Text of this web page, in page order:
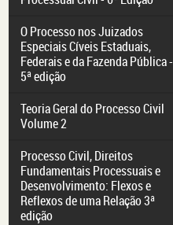
O Processo nos Juizados
Especiais Cíveis Estaduais,
Federais e da Fazenda Pública -
5ª edição
Teoria Geral do Processo Civil
Volume 2
Processo Civil, Direitos
Fundamentais Processuais e
Desenvolvimento: Flexos e
Reflexos de uma Relação 3ª
edição